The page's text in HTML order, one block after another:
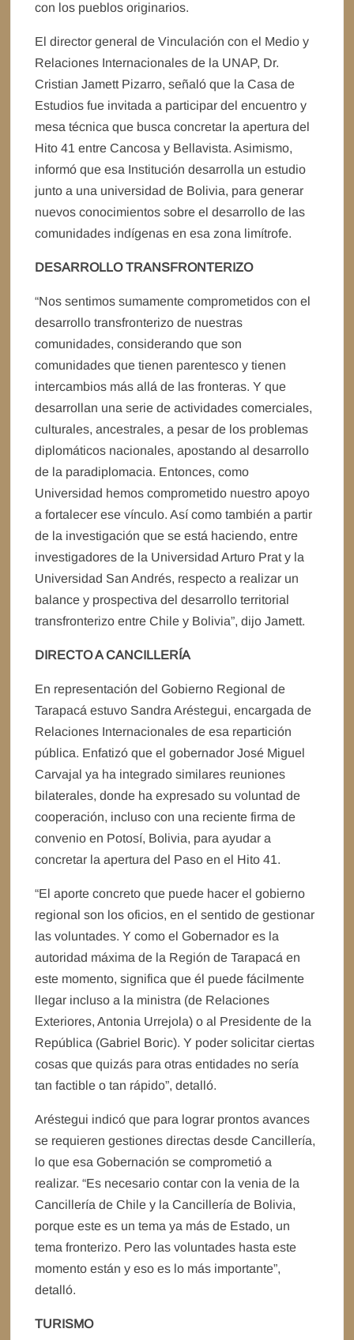
con los pueblos originarios.
El director general de Vinculación con el Medio y
Relaciones Internacionales de la UNAP, Dr.
Cristian Jamett Pizarro, señaló que la Casa de
Estudios fue invitada a participar del encuentro y
mesa técnica que busca concretar la apertura del
Hito 41 entre Cancosa y Bellavista. Asimismo,
informó que esa Institución desarrolla un estudio
junto a una universidad de Bolivia, para generar
nuevos conocimientos sobre el desarrollo de las
comunidades indígenas en esa zona limítrofe.
DESARROLLO TRANSFRONTERIZO
“Nos sentimos sumamente comprometidos con el
desarrollo transfronterizo de nuestras
comunidades, considerando que son
comunidades que tienen parentesco y tienen
intercambios más allá de las fronteras. Y que
desarrollan una serie de actividades comerciales,
culturales, ancestrales, a pesar de los problemas
diplomáticos nacionales, apostando al desarrollo
de la paradiplomacia. Entonces, como
Universidad hemos comprometido nuestro apoyo
a fortalecer ese vínculo. Así como también a partir
de la investigación que se está haciendo, entre
investigadores de la Universidad Arturo Prat y la
Universidad San Andrés, respecto a realizar un
balance y prospectiva del desarrollo territorial
transfronterizo entre Chile y Bolivia”, dijo Jamett.
DIRECTO A CANCILLERÍA
En representación del Gobierno Regional de
Tarapacá estuvo Sandra Aréstegui, encargada de
Relaciones Internacionales de esa repartición
pública. Enfatizó que el gobernador José Miguel
Carvajal ya ha integrado similares reuniones
bilaterales, donde ha expresado su voluntad de
cooperación, incluso con una reciente firma de
convenio en Potosí, Bolivia, para ayudar a
concretar la apertura del Paso en el Hito 41.
“El aporte concreto que puede hacer el gobierno
regional son los oficios, en el sentido de gestionar
las voluntades. Y como el Gobernador es la
autoridad máxima de la Región de Tarapacá en
este momento, significa que él puede fácilmente
llegar incluso a la ministra (de Relaciones
Exteriores, Antonia Urrejola) o al Presidente de la
República (Gabriel Boric). Y poder solicitar ciertas
cosas que quizás para otras entidades no sería
tan factible o tan rápido”, detalló.
Aréstegui indicó que para lograr prontos avances
se requieren gestiones directas desde Cancillería,
lo que esa Gobernación se comprometió a
realizar. “Es necesario contar con la venia de la
Cancillería de Chile y la Cancillería de Bolivia,
porque este es un tema ya más de Estado, un
tema fronterizo. Pero las voluntades hasta este
momento están y eso es lo más importante”,
detalló.
TURISMO